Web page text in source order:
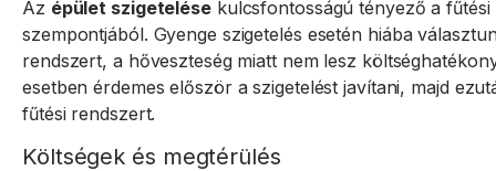
Az épület szigetelésekulcsfontosságú tényező a
szempontjából. Gyenge szigetelés esetén hiába
rendszert, a hőveszteség miatt nem lesz
esetben érdemes először a szigetelést javítani, majd
fűtési rendszert.
Költségek és megtérülés